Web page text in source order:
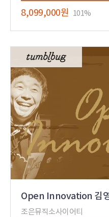
8,099,000원 101%
Open Innovation 김영
조은뮤직소사이어티